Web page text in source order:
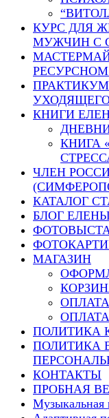
КУРС ДЛЯ
МУЖЧИН С
КНИГИ
КНИГА
ЧЛЕН
КАТАЛОГ
БЛОГ
МАГАЗИН
ПОЛИТИКА
ПОЛИТИКА
КОНТАКТЫ
ПРОБНАЯ
Музыкальная